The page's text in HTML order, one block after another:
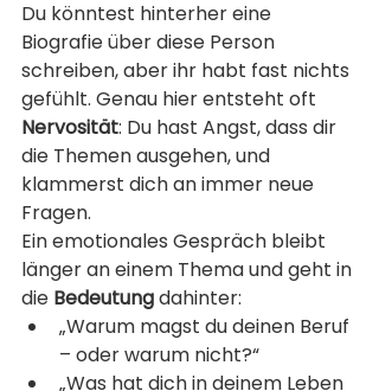
Du könntest hinterher eine
Biografie über diese Person
schreiben, aber ihr habt fast nichts
gefühlt. Genau hier entsteht oft
Nervosität: Du hast Angst, dass dir
die Themen ausgehen, und
klammerst dich an immer neue
Fragen.
Ein emotionales Gespräch bleibt
länger an einem Thema und geht in
die Bedeutung dahinter:
„Warum magst du deinen Beruf
– oder warum nicht?“
„Was hat dich in deinem Leben